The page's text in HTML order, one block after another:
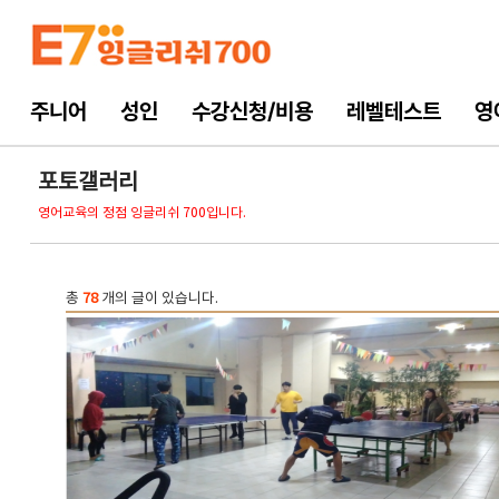
주니어 성인 수강신청/비용 레벨테스트 영
포토갤러리
영어교육의 정점 잉글리쉬 700입니다.
총78개의 글이 있습니다.